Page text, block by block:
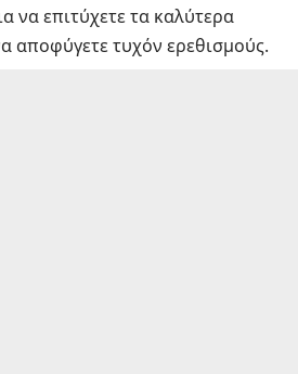
να επιτύχετε τα καλύτερα
αποφύγετε τυχόν ερεθισμούς.